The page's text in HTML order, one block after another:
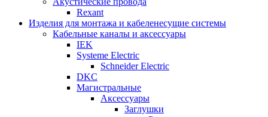
Rexant
Изделия для монтажа и кабеленесущие системы
Кабельные каналы и аксессуары
IEK
Systeme Electric
Schneider Electric
DKC
Магистральные
Аксессуары
Заглушки